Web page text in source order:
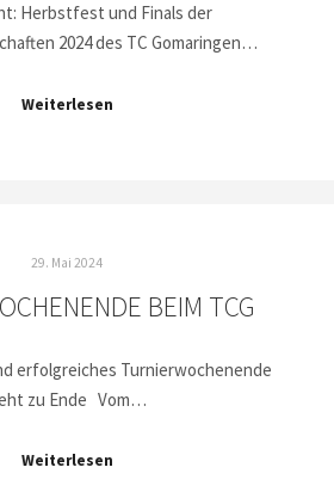
Herbstfest und Finals der
2024 des TC Gomaringen…
Weiterlesen
29. Mai 2024
BEIM TCG
erfolgreiches Turnierwochenende
zu Ende Vom…
Weiterlesen